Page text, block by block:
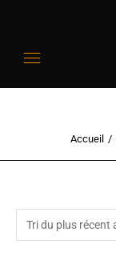
Vous êtes ici :
Accueil